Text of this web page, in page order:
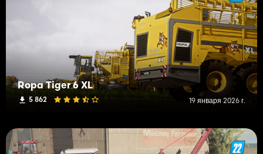
Ropa Tiger 6 XL
5 862 19 января 2026 г.